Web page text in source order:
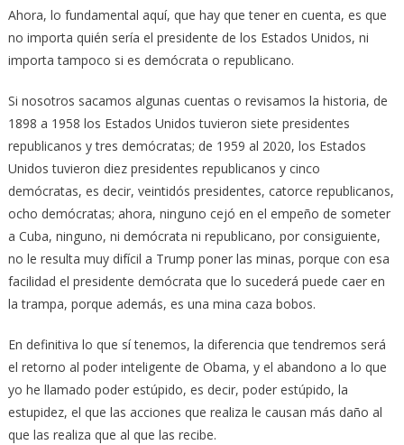
Ahora, lo fundamental aquí, que hay que tener en cuenta, es que
no importa quién sería el presidente de los Estados Unidos, ni
importa tampoco si es demócrata o republicano.
Si nosotros sacamos algunas cuentas o revisamos la historia, de
1898 a 1958 los Estados Unidos tuvieron siete presidentes
republicanos y tres demócratas; de 1959 al 2020, los Estados
Unidos tuvieron diez presidentes republicanos y cinco
demócratas, es decir, veintidós presidentes, catorce republicanos,
ocho demócratas; ahora, ninguno cejó en el empeño de someter
a Cuba, ninguno, ni demócrata ni republicano, por consiguiente,
no le resulta muy difícil a Trump poner las minas, porque con esa
facilidad el presidente demócrata que lo sucederá puede caer en
la trampa, porque además, es una mina caza bobos.
En definitiva lo que sí tenemos, la diferencia que tendremos será
el retorno al poder inteligente de Obama, y el abandono a lo que
yo he llamado poder estúpido, es decir, poder estúpido, la
estupidez, el que las acciones que realiza le causan más daño al
que las realiza que al que las recibe.